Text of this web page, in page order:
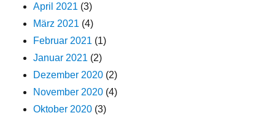
April 2021 (3)
März 2021 (4)
Februar 2021 (1)
Januar 2021 (2)
Dezember 2020 (2)
November 2020 (4)
Oktober 2020 (3)